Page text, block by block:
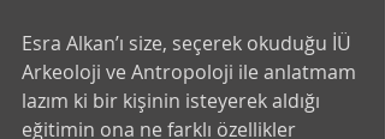
Esra Alkan’ı size, seçerek okuduğu İÜ
Arkeoloji ve Antropoloji ile anlatmam
lazım ki bir kişinin isteyerek aldığı
eğitimin ona ne farklı özellikler